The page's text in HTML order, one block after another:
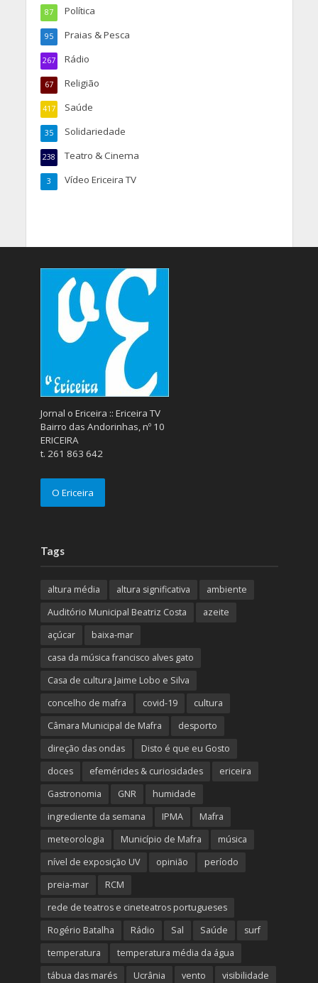
Política
87
Praias & Pesca
95
Rádio
267
Religião
67
Saúde
417
Solidariedade
35
Teatro & Cinema
238
Vídeo Ericeira TV
3
Jornal o Ericeira :: Ericeira TV
Bairro das Andorinhas, nº 10
ERICEIRA
t. 261 863 642
O Ericeira
Tags
altura média altura significativa
ambiente
Auditório Municipal Beatriz Costa
azeite
açúcar
baixa-mar
casa da música francisco alves gato
Casa de cultura Jaime Lobo e Silva
concelho de mafra
covid-19
cultura
Câmara Municipal de Mafra
desporto
direção das ondas
Disto é que eu Gosto
doces
efemérides & curiosidades
ericeira
Gastronomia
GNR
humidade
ingrediente da semana
IPMA
Mafra
meteorologia
Município de Mafra
música
nível de exposição UV
opinião
período
preia-mar
RCM
rede de teatros e cineteatros portugueses
Rogério Batalha
Rádio Sal Saúde
surf
temperatura
temperatura média da água
tábua das marés
Ucrânia vento visibilidade